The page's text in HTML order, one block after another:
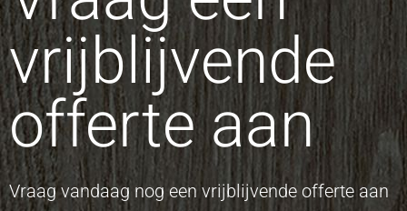
vrijblijvende
offerte aan
Vraag vandaag nog een vrijblijvende offerte aan